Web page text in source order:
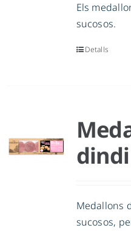
Els
sucosos.
Detalls
dindi
Medallons
sucosos,